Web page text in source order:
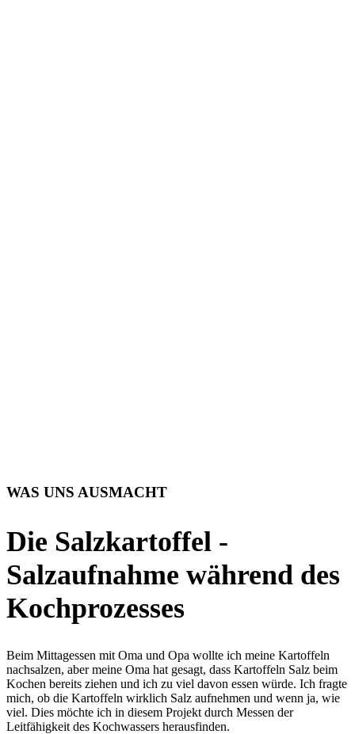
WAS UNS AUSMACHT
Die Salzkartoffel -
Salzaufnahme während des
Kochprozesses
Beim Mittagessen mit Oma und Opa wollte ich meine Kartoffeln
nachsalzen, aber meine Oma hat gesagt, dass Kartoffeln Salz beim
Kochen bereits ziehen und ich zu viel davon essen würde. Ich fragte
mich, ob die Kartoffeln wirklich Salz aufnehmen und wenn ja, wie
viel. Dies möchte ich in diesem Projekt durch Messen der
Leitfähigkeit des Kochwassers herausfinden.